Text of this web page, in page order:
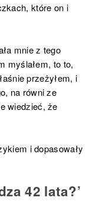
które on i
mnie z tego
myślałem, to to,
przeżyłem, i
na równi ze
wiedzieć, że
i dopasowały
42 lata?’